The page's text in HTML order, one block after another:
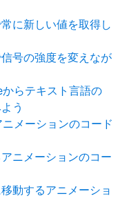
に新しい値を取得し
号の強度を変えなが
らテキスト言語の
う
メーションのコード
ニメーションのコー
動するアニメーショ